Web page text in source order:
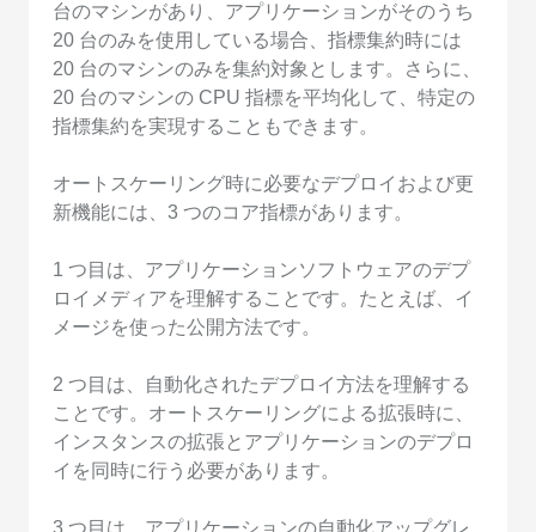
台のマシンがあり、アプリケーションがそのうち
20 台のみを使用している場合、指標集約時には
20 台のマシンのみを集約対象とします。さらに、
20 台のマシンの CPU 指標を平均化して、特定の
指標集約を実現することもできます。
オートスケーリング時に必要なデプロイおよび更
新機能には、3 つのコア指標があります。
1 つ目は、アプリケーションソフトウェアのデプ
ロイメディアを理解することです。たとえば、イ
メージを使った公開方法です。
2 つ目は、自動化されたデプロイ方法を理解する
ことです。オートスケーリングによる拡張時に、
インスタンスの拡張とアプリケーションのデプロ
イを同時に行う必要があります。
3 つ目は、アプリケーションの自動化アップグレ